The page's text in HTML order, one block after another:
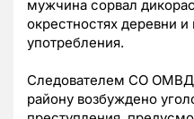
мужчина сорвал
окрестностях деревни
употребления.
Следователем СО ОМВД
району возбуждено